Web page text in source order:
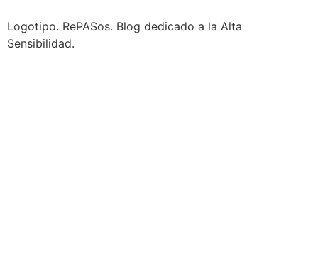
Logotipo. RePASos. Blog dedicado a la Alta
Sensibilidad.